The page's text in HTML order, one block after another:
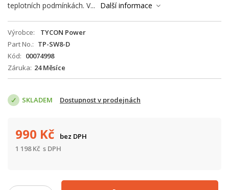
teplotních podmínkách. V...
Další informace
Výrobce
TYCON Power
Part No.
TP-SW8-D
Kód
00074998
Záruka 24 Měsíce
SKLADEM Dostupnost v prodejnách
990 Kč
bez DPH
1 198Kč s DPH